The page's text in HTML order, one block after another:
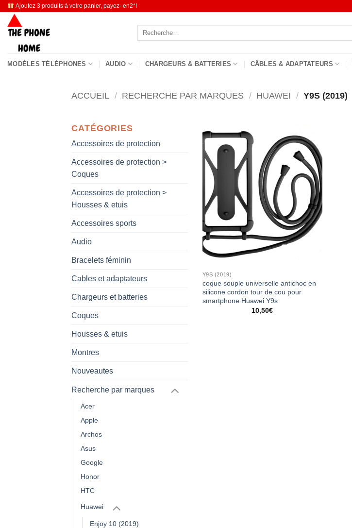
Passer
contenu
Ajoutez 3 produits à votre panier, payez- en2*!
Recherche
MODÈLES TÉLÉPHONES AUDIO CHARGEURS & BATTERIES CÂBLES & ADAPTATEURS
ACCUEIL / RECHERCHE PAR MARQUES / HUAWEI / Y9S (2019)
CATÉGORIES
Accessoires de protection
Accessoires de protection >
Coques
Accessoires de protection >
Housses & etuis
Accessoires sports
Audio
Bracelets féminin
Cables et adaptateurs
Chargeurs et batteries
Coques
Housses & etuis
Montres
Nouveautes
Recherche par marques
Acer
Apple
Archos
Asus
Google
Honor
HTC
Huawei
Enjoy 10 (2019)
Y9S (2019)
coque souple universelle antichoc en
silicone cordon tour de cou pour
smartphone Huawei Y9s
10,50€